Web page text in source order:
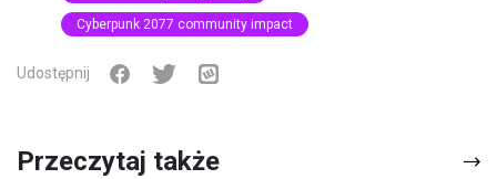
Cyberpunk 2077 community impact
Udostępnij
Przeczytaj także